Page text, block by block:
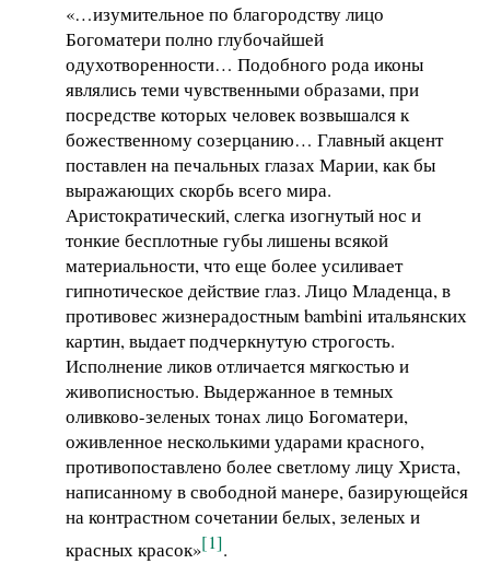
«…изумительное по благородству лицо
Богоматери полно глубочайшей
одухотворенности… Подобного рода иконы
являлись теми чувственными образами, при
посредстве которых человек возвышался к
божественному созерцанию… Главный акцент
поставлен на печальных глазах Марии, как бы
выражающих скорбь всего мира.
Аристократический, слегка изогнутый нос и
тонкие бесплотные губы лишены всякой
материальности, что еще более усиливает
гипнотическое действие глаз. Лицо Младенца, в
противовес жизнерадостным bambini итальянских
картин, выдает подчеркнутую строгость.
Исполнение ликов отличается мягкостью и
живописностью. Выдержанное в темных
оливково-зеленых тонах лицо Богоматери,
оживленное несколькими ударами красного,
противопоставлено более светлому лицу Христа,
написанному в свободной манере, базирующейся
на контрастном сочетании белых, зеленых и
красных красок»[1].